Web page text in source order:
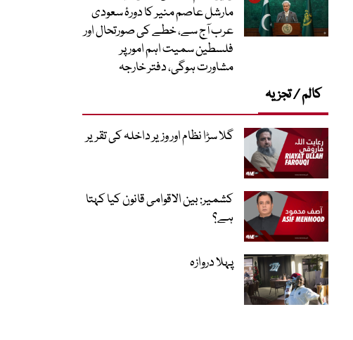
مارشل عاصم منیر کا دورۂ سعودی
عرب آج سے، خطے کی صورتحال اور
فلسطین سمیت اہم امور پر
مشاورت ہوگی، دفتر خارجہ
کالم / تجزیہ
گلا سڑا نظام اور وزیر داخلہ کی تقریر
کشمیر: بین الاقوامی قانون کیا کہتا
ہے؟
پہلا دروازہ